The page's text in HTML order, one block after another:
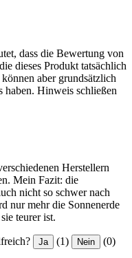
dass die Bewertung von
dieses Produkt tatsächlich
aber grundsätzlich
haben. Hinweis schließen
Herstellern
Mein Fazit: die
nicht so schwer nach
nur mehr die Sonnenerde
teurer ist.
Ja (1) Nein (0)